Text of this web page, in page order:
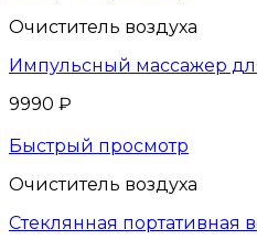
Очиститель воздуха
Импульсный массажер
9990 ₽
Быстрый просмотр
Очиститель воздуха
Стеклянная портативная